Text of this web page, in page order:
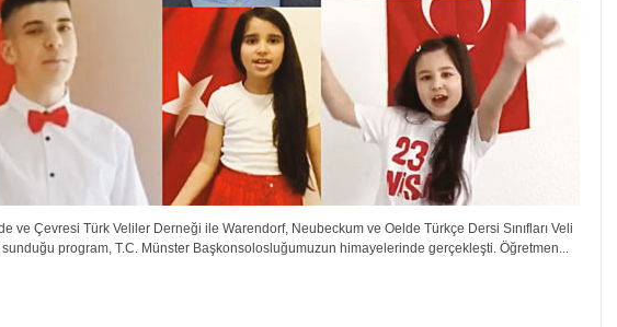
ve Çevresi Türk Veliler Derneği ile Warendorf, Neubeckum ve Oelde Türkçe Dersi Sınıfları Veli
sunduğu program, T.C. Münster Başkonsolosluğumuzun himayelerinde gerçekleşti. Öğretmen...